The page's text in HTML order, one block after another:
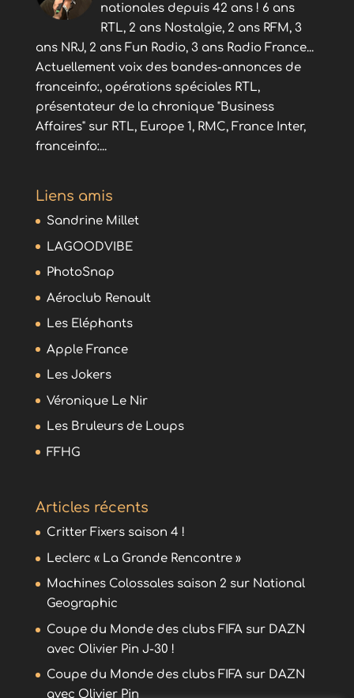
nationales depuis 42 ans ! 6 ans
RTL, 2 ans Nostalgie, 2 ans RFM, 3
ans NRJ, 2 ans Fun Radio, 3 ans Radio France...
Actuellement voix des bandes-annonces de
franceinfo:, opérations spéciales RTL,
présentateur de la chronique "Business
Affaires" sur RTL, Europe 1, RMC, France Inter,
franceinfo:...
Liens amis
Sandrine Millet
LAGOODVIBE
PhotoSnap
Aéroclub Renault
Les Eléphants
Apple France
Les Jokers
Véronique Le Nir
Les Bruleurs de Loups
FFHG
Articles récents
Critter Fixers saison 4 !
Leclerc « La Grande Rencontre »
Machines Colossales saison 2 sur National
Geographic
Coupe du Monde des clubs FIFA sur DAZN
avec Olivier Pin J-30 !
Coupe du Monde des clubs FIFA sur DAZN
avec Olivier Pin